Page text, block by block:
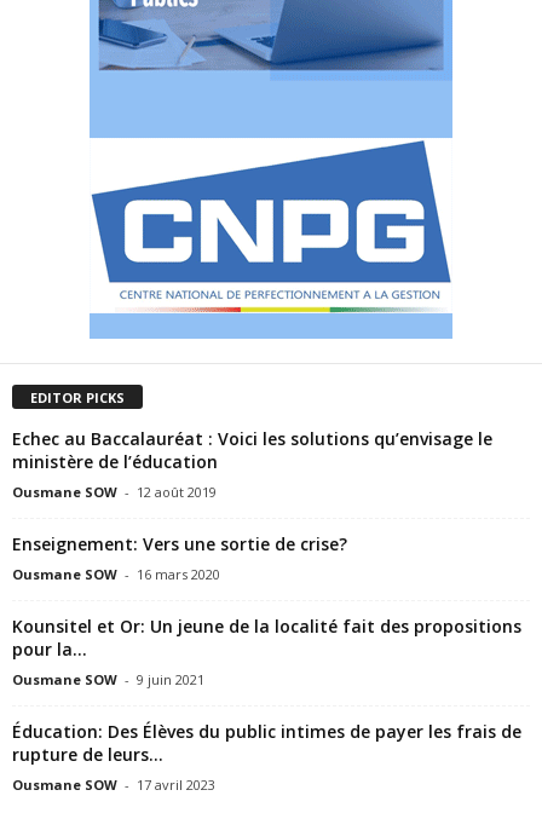
EDITOR PICKS
Echec au Baccalauréat : Voici les solutions qu’envisage le
ministère de l’éducation
Ousmane SOW - 12 août 2019
Enseignement: Vers une sortie de crise?
Ousmane SOW - 16 mars 2020
Kounsitel et Or: Un jeune de la localité fait des propositions
pour la...
Ousmane SOW - 9 juin 2021
Éducation: Des Élèves du public intimes de payer les frais de
rupture de leurs...
Ousmane SOW - 17 avril 2023